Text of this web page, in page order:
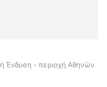
Ένδυση - περιοχή Αθηνών